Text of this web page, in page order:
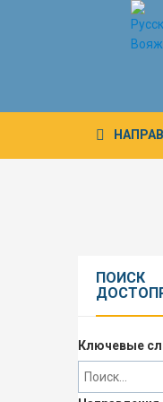
ПОИСК
Ключевые